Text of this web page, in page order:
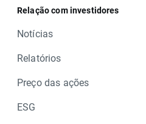
Relação com investidores
Notícias
Relatórios
Preço das ações
ESG